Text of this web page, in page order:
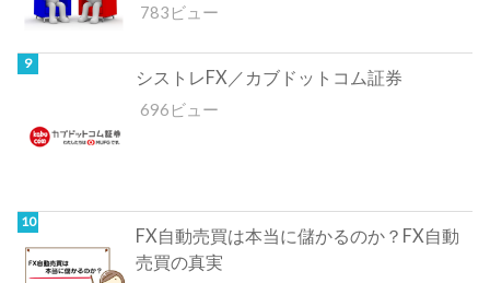
783ビュー
シストレFX／カブドットコム証券
696ビュー
FX自動売買は本当に儲かるのか？FX自動
売買の真実